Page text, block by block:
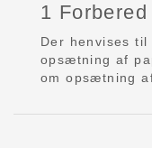
1
Der henvises
opsætning af
om opsætning